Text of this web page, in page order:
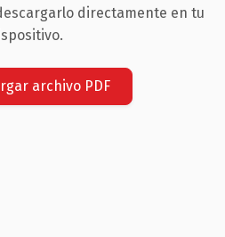
directamente en tu
archivo PDF